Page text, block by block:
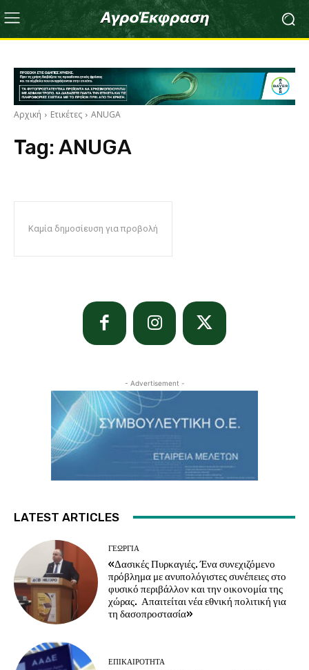
Αρχική Ετικέτες ANUGA
Tag: ANUGA
Καμία δημοσίευση για προβολή
- Advertisement -
LATEST ARTICLES
ΓΕΩΡΓΊΑ
«Δασικές Πυρκαγιές. Ένα συνεχιζόμενο
πρόβλημα με ανυπολόγιστες συνέπειες στο
φυσικό περιβάλλον και την οικονομία της
χώρας. Απαιτείται νέα εθνική πολιτική για
τη δασοπροστασία»
ΕΠΙΚΑΙΡΌΤΗΤΑ